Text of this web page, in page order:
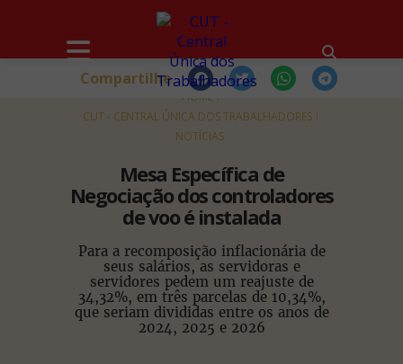
HOME
CUT - CENTRAL ÚNICA DOS TRABALHADORES
NOTÍCIAS
Mesa Específica de
Negociação dos controladores
de voo é instalada
Para a recomposição inflacionária de
seus salários, as servidoras e
servidores pedem um reajuste de
34,32%, em três parcelas de 10,34%,
que seriam divididas entre os anos de
2024, 2025 e 2026
Compartilhe